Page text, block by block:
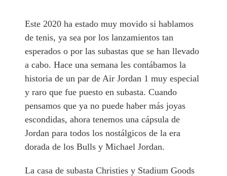
Este 2020 ha estado muy movido si hablamos
de tenis, ya sea por los lanzamientos tan
esperados o por las subastas que se han llevado
a cabo. Hace una semana les contábamos la
historia de un par de Air Jordan 1 muy especial
y raro que fue puesto en subasta. Cuando
pensamos que ya no puede haber más joyas
escondidas, ahora tenemos una cápsula de
Jordan para todos los nostálgicos de la era
dorada de los Bulls y Michael Jordan.
La casa de subasta Christies y Stadium Goods